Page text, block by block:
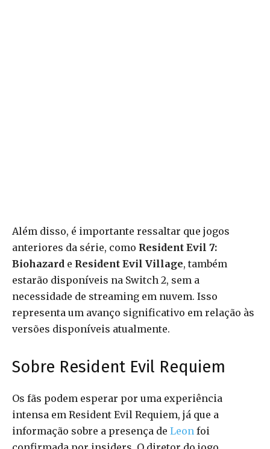
Além disso, é importante ressaltar que jogos
anteriores da série, como Resident Evil 7:
Biohazard e Resident Evil Village, também
estarão disponíveis na Switch 2, sem a
necessidade de streaming em nuvem. Isso
representa um avanço significativo em relação às
versões disponíveis atualmente.
Sobre Resident Evil Requiem
Os fãs podem esperar por uma experiência
intensa em Resident Evil Requiem, já que a
informação sobre a presença de Leon foi